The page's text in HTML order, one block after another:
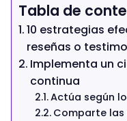
Tabla de
10 estrategias
reseñas o
Implementa un
continua
Actúa según
Comparte las